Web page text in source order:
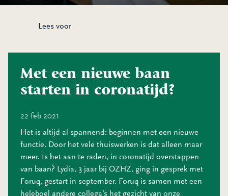
Lees voor
Met een nieuwe baan
starten in coronatijd?
22 feb 2021
Het is altijd al spannend: beginnen met een nieuwe
functie. Door het vele thuiswerken is dat alleen maar
meer. Is het aan te raden, in coronatijd overstappen
van baan? Lydia, 3 jaar bij OZHZ, ging in gesprek met
Foruq, gestart in september. Foruq is samen met een
heleboel andere collega’s het gezicht van onze